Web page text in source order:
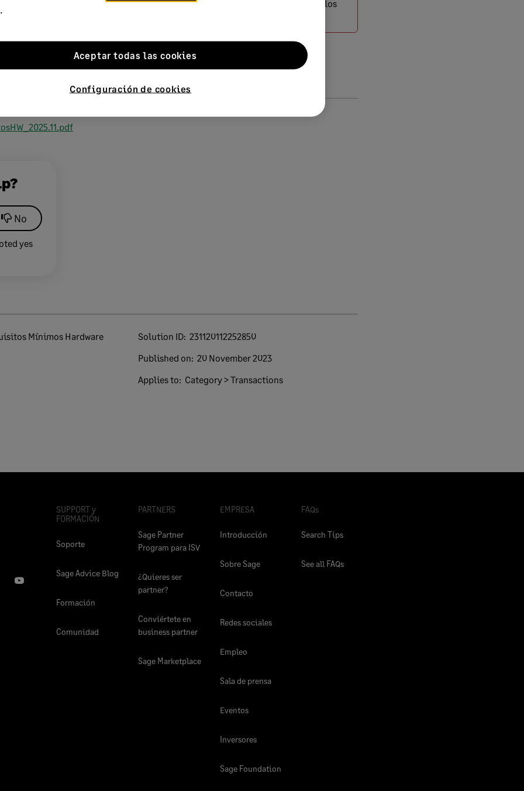
con el objetivo de asegurar compatibilidad futura, rendimiento y alineación con los
de Microsoft.
No
yes
Solution ID: 231120112252850
Published on: 20 November 2023
Applies to: Category > Transactions
SUPPORT y
FORMACIÓN
Soporte
Sage Advice Blog
Formación
Comunidad
PARTNERS
Sage Partner
Program para ISV
¿Quieres ser
partner?
Conviértete en
business partner
Sage Marketplace
EMPRESA
Introducción
Sobre Sage
Contacto
Redes sociales
Empleo
Sala de prensa
Eventos
Inversores
Sage Foundation
FAQs
Search Tips
See all FAQs
Configuración de cookies
Aceptar todas las cookies